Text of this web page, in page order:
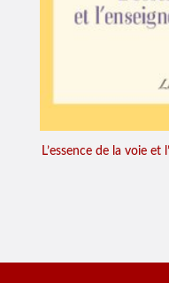
L’essence de la voie